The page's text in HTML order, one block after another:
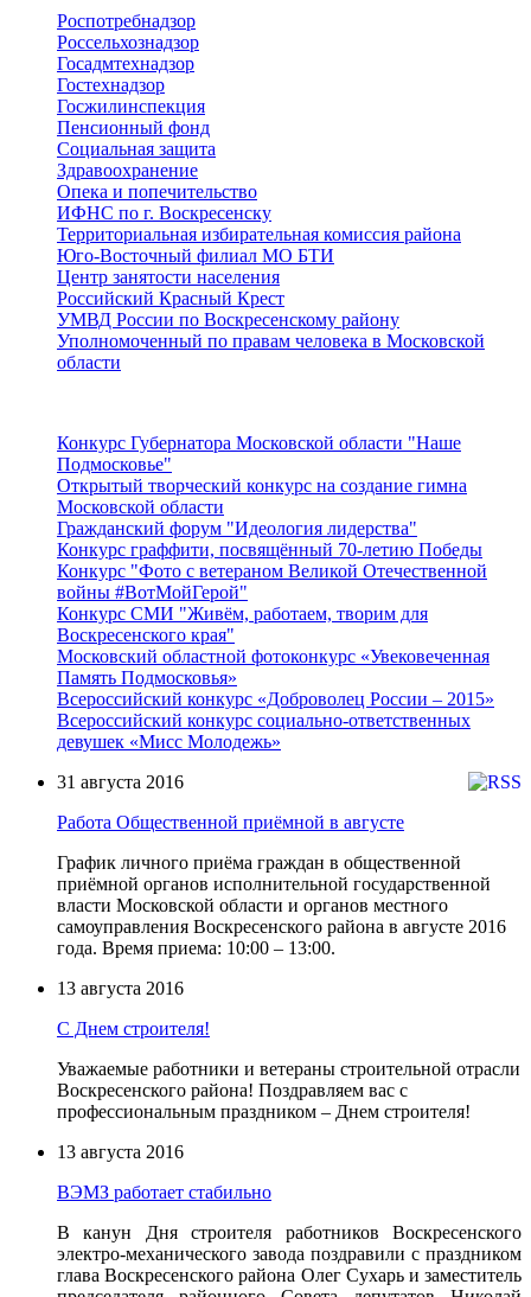
Роспотребнадзор
Россельхознадзор
Госадмтехнадзор
Гостехнадзор
Госжилинспекция
Пенсионный фонд
Социальная защита
Здравоохранение
Опека и попечительство
ИФНС по г. Воскресенску
Территориальная избирательная комиссия района
Юго-Восточный филиал МО БТИ
Центр занятости населения
Российский Красный Крест
УМВД России по Воскресенскому району
Уполномоченный по правам человека в Московской
области
Конкурс Губернатора Московской области "Наше
Подмосковье"
Открытый творческий конкурс на создание гимна
Московской области
Гражданский форум "Идеология лидерства"
Конкурс граффити, посвящённый 70-летию Победы
Конкурс "Фото с ветераном Великой Отечественной
войны #ВотМойГерой"
Конкурс СМИ "Живём, работаем, творим для
Воскресенского края"
Московский областной фотоконкурс «Увековеченная
Память Подмосковья»
Всероссийский конкурс «Доброволец России – 2015»
Всероссийский конкурс социально-ответственных
девушек «Мисс Молодежь»
31 августа 2016
Работа Общественной приёмной в августе
График личного приёма граждан в общественной
приёмной органов исполнительной государственной
власти Московской области и органов местного
самоуправления Воскресенского района в августе 2016
года. Время приема: 10:00 – 13:00.
13 августа 2016
С Днем строителя!
Уважаемые работники и ветераны строительной отрасли
Воскресенского района! Поздравляем вас с
профессиональным праздником – Днем строителя!
13 августа 2016
ВЭМЗ работает стабильно
В канун Дня строителя работников Воскресенского
электро-механического завода поздравили с праздником
глава Воскресенского района Олег Сухарь и заместитель